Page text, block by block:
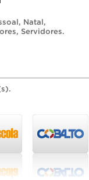
, Natal,
, Servidores.